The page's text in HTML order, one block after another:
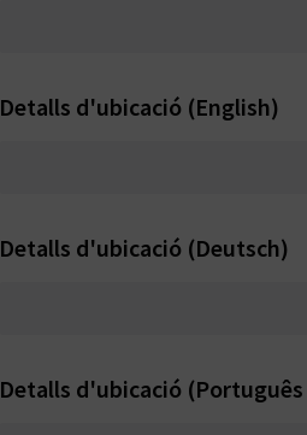
Detalls d'ubicació (English)
Detalls d'ubicació (Deutsch)
Detalls d'ubicació